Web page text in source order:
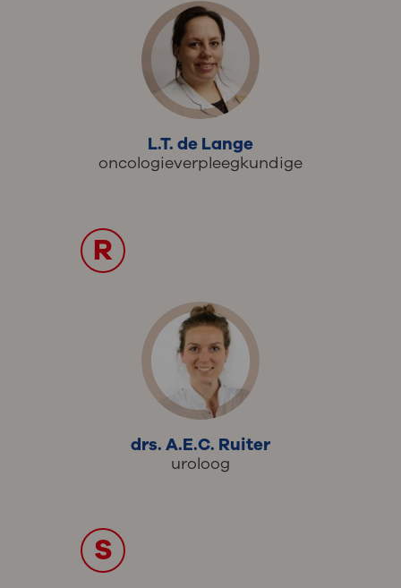
L.T. de Lange
oncologieverpleegkundige
R
drs. A.E.C. Ruiter
uroloog
S